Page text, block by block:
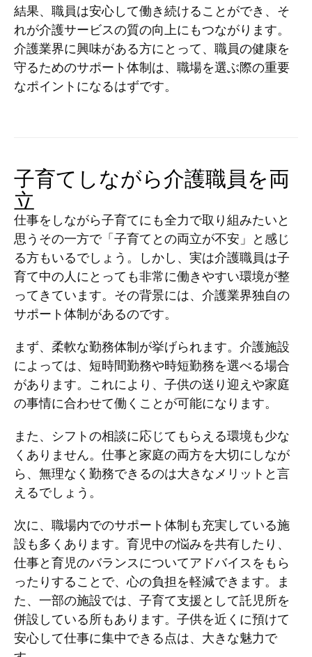
結果、職員は安心して働き続けることができ、そ
れが介護サービスの質の向上にもつながります。
介護業界に興味がある方にとって、職員の健康を
守るためのサポート体制は、職場を選ぶ際の重要
なポイントになるはずです。
子育てしながら介護職員を両
立
仕事をしながら子育てにも全力で取り組みたいと
思うその一方で「子育てとの両立が不安」と感じ
る方もいるでしょう。しかし、実は介護職員は子
育て中の人にとっても非常に働きやすい環境が整
ってきています。その背景には、介護業界独自の
サポート体制があるのです。
まず、柔軟な勤務体制が挙げられます。介護施設
によっては、短時間勤務や時短勤務を選べる場合
があります。これにより、子供の送り迎えや家庭
の事情に合わせて働くことが可能になります。
また、シフトの相談に応じてもらえる環境も少な
くありません。仕事と家庭の両方を大切にしなが
ら、無理なく勤務できるのは大きなメリットと言
えるでしょう。
次に、職場内でのサポート体制も充実している施
設も多くあります。育児中の悩みを共有したり、
仕事と育児のバランスについてアドバイスをもら
ったりすることで、心の負担を軽減できます。ま
た、一部の施設では、子育て支援として託児所を
併設している所もあります。子供を近くに預けて
安心して仕事に集中できる点は、大きな魅力で